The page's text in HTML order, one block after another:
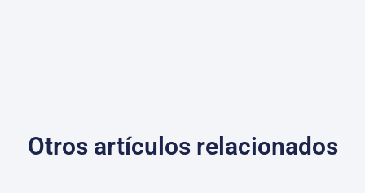
Otros artículos relacionados